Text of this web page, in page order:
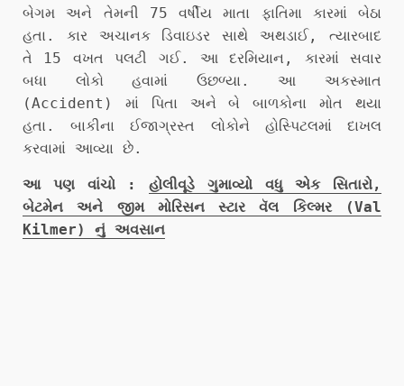
બેગમ અને તેમની 75 વર્ષીય માતા ફાતિમા કારમાં બેઠા
હતા. કાર અચાનક ડિવાઇડર સાથે અથડાઈ, ત્યારબાદ
તે 15 વખત પલટી ગઈ. આ દરમિયાન, કારમાં સવાર
બધા લોકો હવામાં ઉછળ્યા. આ અકસ્માત
(Accident) માં પિતા અને બે બાળકોના મોત થયા
હતા. બાકીના ઈજાગ્રસ્ત લોકોને હોસ્પિટલમાં દાખલ
કરવામાં આવ્યા છે.
આ પણ વાંચો : હોલીવૂડે ગુમાવ્યો વધુ એક સિતારો,
બેટમેન અને જીમ મોરિસન સ્ટાર વૅલ કિલ્મર (Val
Kilmer) નું અવસાન